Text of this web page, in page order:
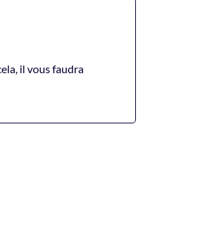
il vous faudra